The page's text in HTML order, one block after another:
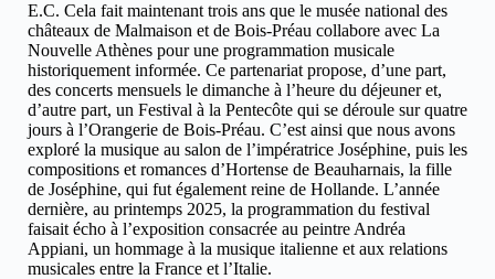
E.C. Cela fait maintenant trois ans que le musée national des
châteaux de Malmaison et de Bois-Préau collabore avec La
Nouvelle Athènes pour une programmation musicale
historiquement informée. Ce partenariat propose, d’une part,
des concerts mensuels le dimanche à l’heure du déjeuner et,
d’autre part, un Festival à la Pentecôte qui se déroule sur quatre
jours à l’Orangerie de Bois-Préau. C’est ainsi que nous avons
exploré la musique au salon de l’impératrice Joséphine, puis les
compositions et romances d’Hortense de Beauharnais, la fille
de Joséphine, qui fut également reine de Hollande. L’année
dernière, au printemps 2025, la programmation du festival
faisait écho à l’exposition consacrée au peintre Andréa
Appiani, un hommage à la musique italienne et aux relations
musicales entre la France et l’Italie.